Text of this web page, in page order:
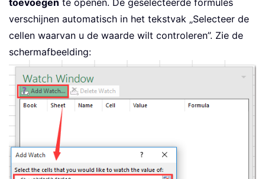
toevoegen te openen. De geselecteerde formules
verschijnen automatisch in het tekstvak „Selecteer de
cellen waarvan u de waarde wilt controleren”. Zie de
schermafbeelding: